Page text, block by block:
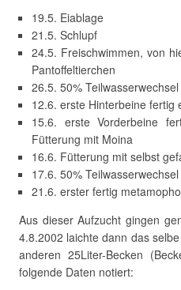
19.5. Eiablage
21.5. Schlupf
24.5. Freischwimmen, von
Pantoffeltierchen
26.5. 50% Teilwasserwechsel
12.6. erste Hinterbeine fertig
15.6. erste Vorderbeine
Fütterung mit Moina
16.6. Fütterung mit selbst
17.6. 50% Teilwasserwechsel
21.6. erster fertig
Aus dieser Aufzucht gingen
4.8.2002 laichte dann das
anderen 25Liter-Becken
folgende Daten notiert: